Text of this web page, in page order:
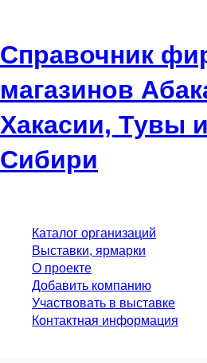
Справочник
магазинов
Хакасии, Тувы
Сибири
Каталог организаций
Выставки, ярмарки
О проекте
Добавить компанию
Участвовать в выставке
Контактная информация